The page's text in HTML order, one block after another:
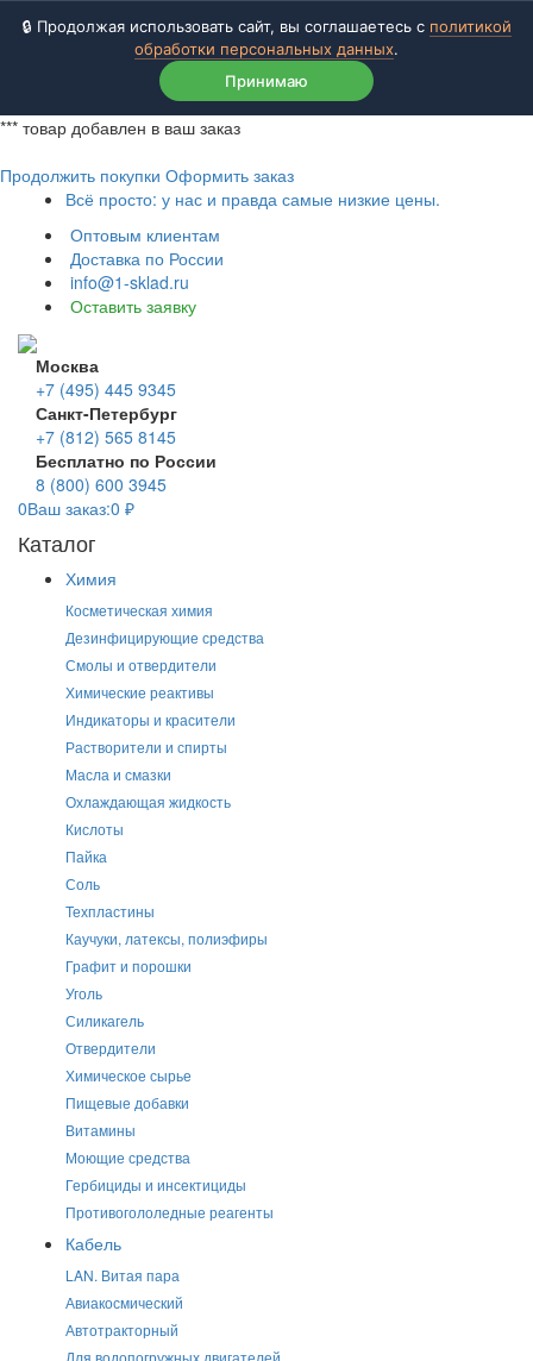
🔒 Продолжая использовать сайт, вы соглашаетесь с политикой
обработки персональных данных.
Принимаю
*** товар добавлен в ваш заказ
Продолжить покупки Оформить заказ
Всё просто: у нас и правда самые низкие цены.
Оптовым клиентам
Доставка по России
info@1-sklad.ru
Оставить заявку
Москва
+7 (495) 445 9345
Санкт-Петербург
+7 (812) 565 8145
Бесплатно по России
8 (800) 600 3945
0Ваш заказ:0 ₽
Каталог
Химия
Косметическая химия
Дезинфицирующие средства
Смолы и отвердители
Химические реактивы
Индикаторы и красители
Растворители и спирты
Масла и смазки
Охлаждающая жидкость
Кислоты
Пайка
Соль
Техпластины
Каучуки, латексы, полиэфиры
Графит и порошки
Уголь
Силикагель
Отвердители
Химическое сырье
Пищевые добавки
Витамины
Моющие средства
Гербициды и инсектициды
Противогололедные реагенты
Кабель
LAN. Витая пара
Авиакосмический
Автотракторный